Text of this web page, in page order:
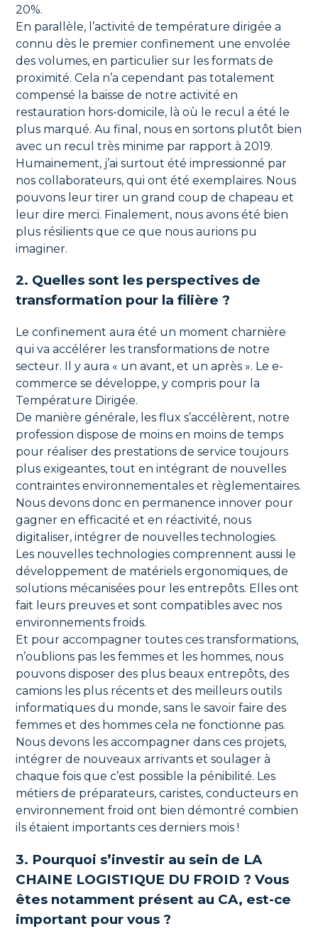
20%.
En parallèle, l’activité de température dirigée a
connu dès le premier confinement une envolée
des volumes, en particulier sur les formats de
proximité. Cela n’a cependant pas totalement
compensé la baisse de notre activité en
restauration hors-domicile, là où le recul a été le
plus marqué. Au final, nous en sortons plutôt bien
avec un recul très minime par rapport à 2019.
Humainement, j’ai surtout été impressionné par
nos collaborateurs, qui ont été exemplaires. Nous
pouvons leur tirer un grand coup de chapeau et
leur dire merci. Finalement, nous avons été bien
plus résilients que ce que nous aurions pu
imaginer.
2. Quelles sont les perspectives de
transformation pour la filière ?
Le confinement aura été un moment charnière
qui va accélérer les transformations de notre
secteur. Il y aura « un avant, et un après ». Le e-
commerce se développe, y compris pour la
Température Dirigée.
De manière générale, les flux s’accélèrent, notre
profession dispose de moins en moins de temps
pour réaliser des prestations de service toujours
plus exigeantes, tout en intégrant de nouvelles
contraintes environnementales et règlementaires.
Nous devons donc en permanence innover pour
gagner en efficacité et en réactivité, nous
digitaliser, intégrer de nouvelles technologies.
Les nouvelles technologies comprennent aussi le
développement de matériels ergonomiques, de
solutions mécanisées pour les entrepôts. Elles ont
fait leurs preuves et sont compatibles avec nos
environnements froids.
Et pour accompagner toutes ces transformations,
n’oublions pas les femmes et les hommes, nous
pouvons disposer des plus beaux entrepôts, des
camions les plus récents et des meilleurs outils
informatiques du monde, sans le savoir faire des
femmes et des hommes cela ne fonctionne pas.
Nous devons les accompagner dans ces projets,
intégrer de nouveaux arrivants et soulager à
chaque fois que c’est possible la pénibilité. Les
métiers de préparateurs, caristes, conducteurs en
environnement froid ont bien démontré combien
ils étaient importants ces derniers mois !
3. Pourquoi s’investir au sein de LA
CHAINE LOGISTIQUE DU FROID ? Vous
êtes notamment présent au CA, est-ce
important pour vous ?